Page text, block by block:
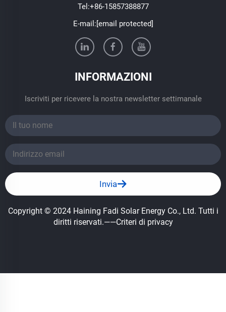
Tel:+86-15857388877
E-mail:[email protected]
INFORMAZIONI
Iscriviti per ricevere la nostra newsletter settimanale
Invia
Copyright © 2024 Haining Fadi Solar Energy Co., Ltd. Tutti i
diritti riservati.——Criteri di privacy